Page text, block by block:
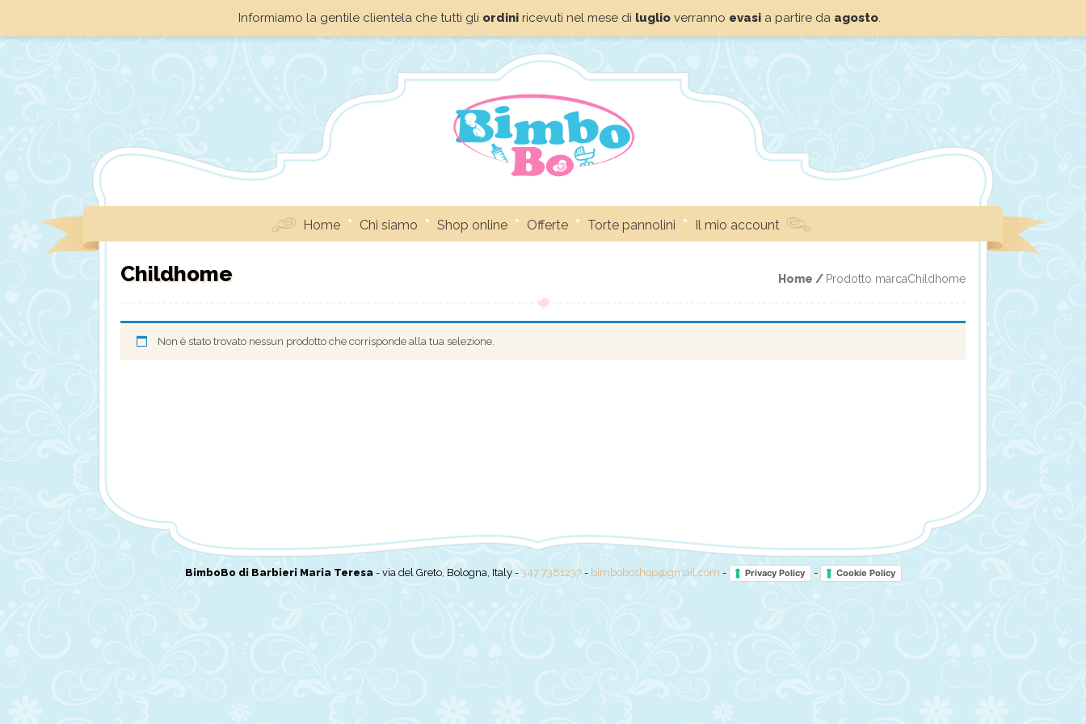
Informiamo la gentile clientela che tutti gli ordiniricevuti nel mese di luglioverranno evasia partire da agosto.
Home Chi siamo Shop online Offerte Torte pannolini Il mio account
Home / Prodotto marcaChildhome
Childhome
Non è stato trovato nessun prodotto che corrisponde alla tua selezione.
BimboBo di Barbieri Maria Teresa - via del Greto, Bologna, Italy - 347 7381237- bimboboshop@gmail.com - Privacy Policy - Cookie Policy